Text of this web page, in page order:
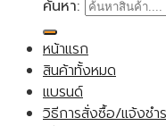
ค้นหา:
หน้าแรก
สินค้าทั้งหมด
แบรนด์
วิธีการสั่งซื้อ/แจ้งชำร